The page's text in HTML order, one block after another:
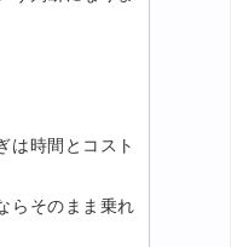
は時間とコスト
らそのまま乗れ